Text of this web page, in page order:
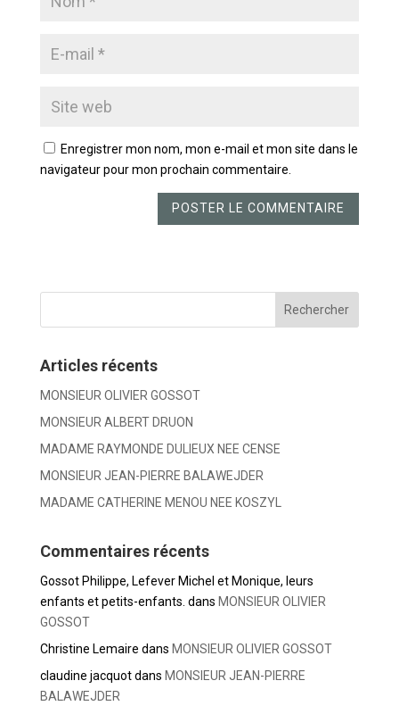
Enregistrer mon nom, mon e-mail et mon site dans le
navigateur pour mon prochain commentaire.
Articles récents
MONSIEUR OLIVIER GOSSOT
MONSIEUR ALBERT DRUON
MADAME RAYMONDE DULIEUX NEE CENSE
MONSIEUR JEAN-PIERRE BALAWEJDER
MADAME CATHERINE MENOU NEE KOSZYL
Commentaires récents
Gossot Philippe, Lefever Michel et Monique, leurs
enfants et petits-enfants. dans MONSIEUR OLIVIER
GOSSOT
Christine Lemaire dans MONSIEUR OLIVIER GOSSOT
claudine jacquotdans MONSIEUR JEAN-PIERRE
BALAWEJDER